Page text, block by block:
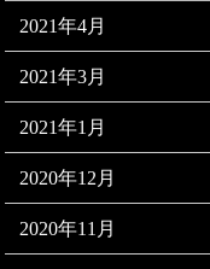
2021年4月
2021年3月
2021年1月
2020年12月
2020年11月